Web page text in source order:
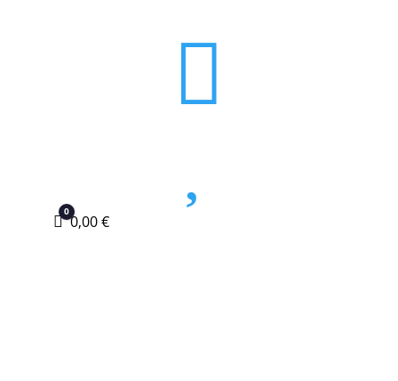

Carro
0
0,00€